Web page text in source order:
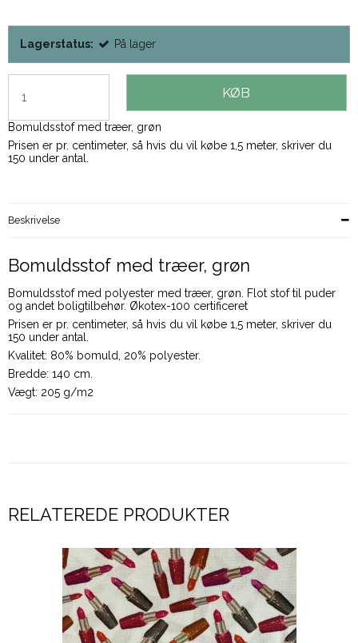
Lagerstatus: På lager
KØB
Bomuldsstof med træer, grøn
Prisen er pr. centimeter, så hvis du vil købe 1,5 meter, skriver du
150 under antal.
Beskrivelse
Bomuldsstof med træer, grøn
Bomuldsstof med polyester med træer, grøn. Flot stof til puder
og andet boligtilbehør. Økotex-100 certificeret
Prisen er pr. centimeter, så hvis du vil købe 1,5 meter, skriver du
150 under antal.
Kvalitet: 80% bomuld, 20% polyester.
Bredde: 140 cm.
Vægt: 205 g/m2
RELATEREDE PRODUKTER